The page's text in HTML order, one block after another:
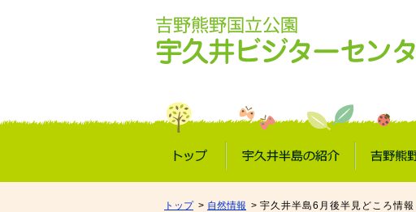
トップ 宇久井半島の紹介
トップ 自然情報 宇久井半島6月後半見どころ情報